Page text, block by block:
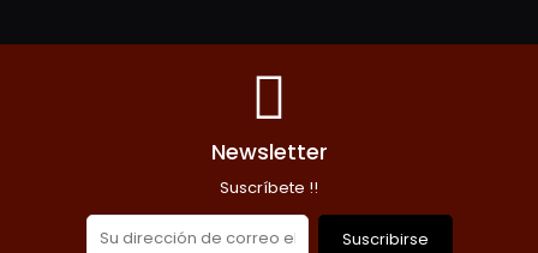
Newsletter
Suscríbete !!
Suscribirse